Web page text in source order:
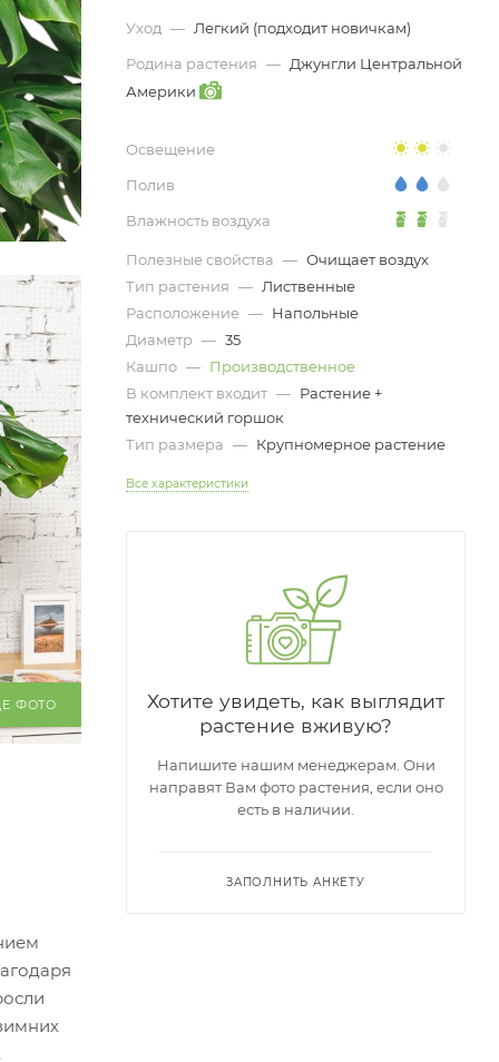
ФОТО
Уход — Легкий (подходит новичкам)
Родина растения — Джунгли Центральной
Америки
Освещение
Полив
Влажность воздуха
Полезные свойства — Очищает воздух
Тип растения — Лиственные
Расположение — Напольные
Диаметр — 35
Кашпо — Производственное
В комплект входит — Растение +
технический горшок
Тип размера — Крупномерное растение
Все характеристики
Хотите увидеть, как выглядит
растение вживую?
Напишите нашим менеджерам. Они
направят Вам фото растения, если оно
есть в наличии.
ЗАПОЛНИТЬ АНКЕТУ